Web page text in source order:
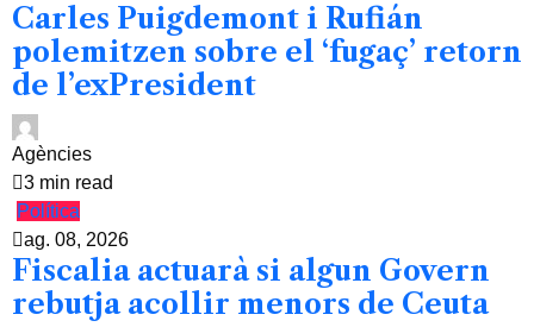
Carles Puigdemont i Rufián
polemitzen sobre el ‘fugaç’ retorn
de l’exPresident
Agències
3 min read
Política
ag. 08, 2026
Fiscalia actuarà si algun Govern
rebutja acollir menors de Ceuta